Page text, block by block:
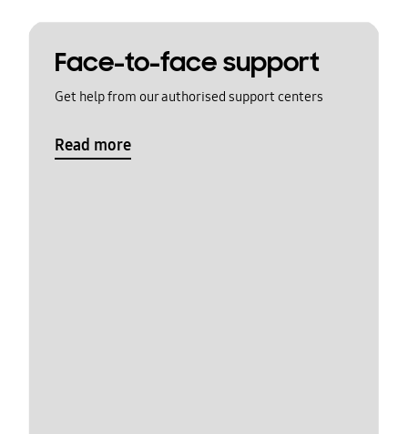
Face-to-face support
Get help from our authorised support centers
Read more